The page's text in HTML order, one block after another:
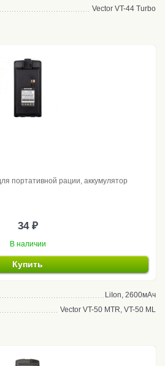
Vector VT-44 Turbo
портативной рации, аккумулятор
34 ₽
В наличии
Купить
LiIon, 2600мАч
Vector VT-50 MTR, VT-50 ML